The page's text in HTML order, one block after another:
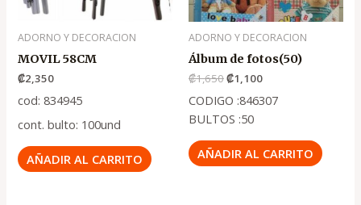
ADORNO Y DECORACION
MOVIL 58CM
₡2,350
cod: 834945
cont. bulto: 100und
AÑADIR AL CARRITO
ADORNO Y DECORACION
Álbum de fotos(50)
₡1,650₡1,100
CODIGO :846307
BULTOS :50
AÑADIR AL CARRITO